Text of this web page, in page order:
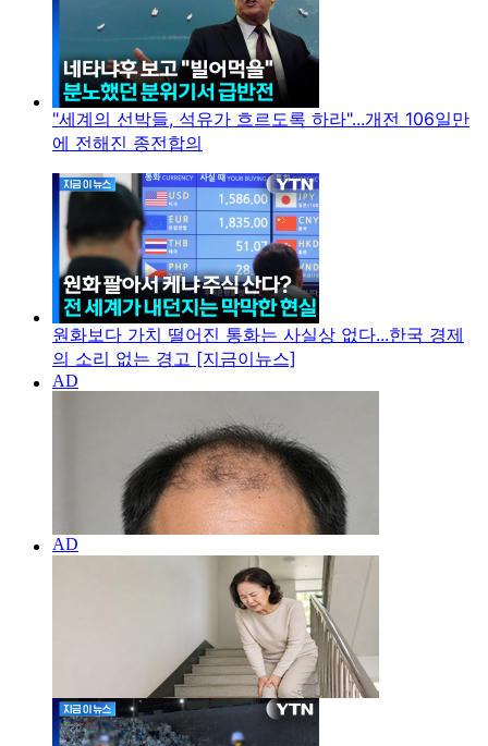
"세계의 선박들, 석유가 흐르도록 하라"...개전 106일만
에 전해진 종전합의
원화보다 가치 떨어진 통화는 사실상 없다...한국 경제
의 소리 없는 경고 [지금이뉴스]